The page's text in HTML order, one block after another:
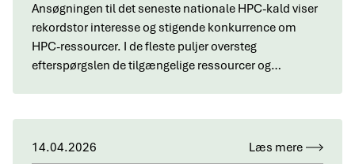
Ansøgningen til det seneste nationale HPC-kald viser
rekordstor interesse og stigende konkurrence om
HPC-ressourcer. I de fleste puljer oversteg
efterspørgslen de tilgængelige ressourcer og…
14.04.2026 Læs mere